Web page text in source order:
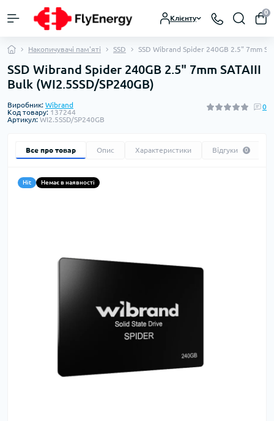
Клієнту
0
Накопичувачі пам'яті SSD SSD Wibrand Spider 240GB 2.5" 7mm
SSD Wibrand Spider 240GB 2.5" 7mm SATAIII
Bulk (WI2.5SSD/SP240GB)
Виробник: Wibrand
Код товару: 137244
Артикул: WI2.5SSD/SP240GB
0
Все про товар Опис Характеристики Відгуки 0
Hit Немає в наявності